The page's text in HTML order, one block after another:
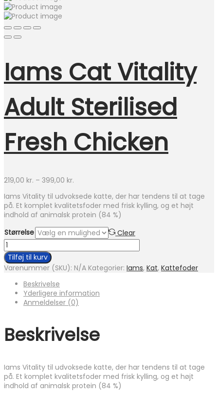
Iams Cat Vitality
Adult Sterilised
Fresh Chicken
219,00 kr. – 399,00 kr.
til
399,00 kr.
Iams Vitality til udvoksede katte, der har tendens til at tage
på. Et komplet kvalitetsfoder med frisk kylling, og et højt
indhold af animalsk protein (84 %)
Størrelse
Clear
Iams
Cat
Vitality
Adult
Sterilised
Fresh
Chicken
Tilføj til kurv
Varenummer (SKU): N/A Kategorier: Iams, Kat, Kattefoder
Beskrivelse
Yderligere information
Anmeldelser (0)
Beskrivelse
Iams Vitality til udvoksede katte, der har tendens til at tage
på. Et komplet kvalitetsfoder med frisk kylling, og et højt
indhold af animalsk protein (84 %)